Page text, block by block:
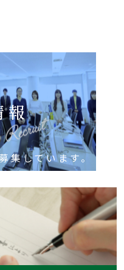
報
集しています。